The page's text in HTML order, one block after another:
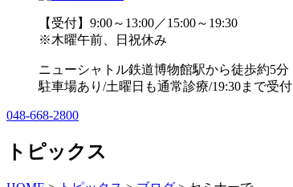
【受付】9:00～13:00／15:00～19:30
※木曜午前、日祝休み
ニューシャトル鉄道博物館駅から徒歩約5分
駐車場あり/土曜日も通常診療/19:30まで受付
048-668-2800
トピックス